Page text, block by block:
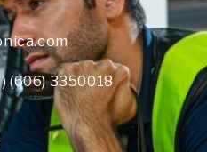
(606) 3350018